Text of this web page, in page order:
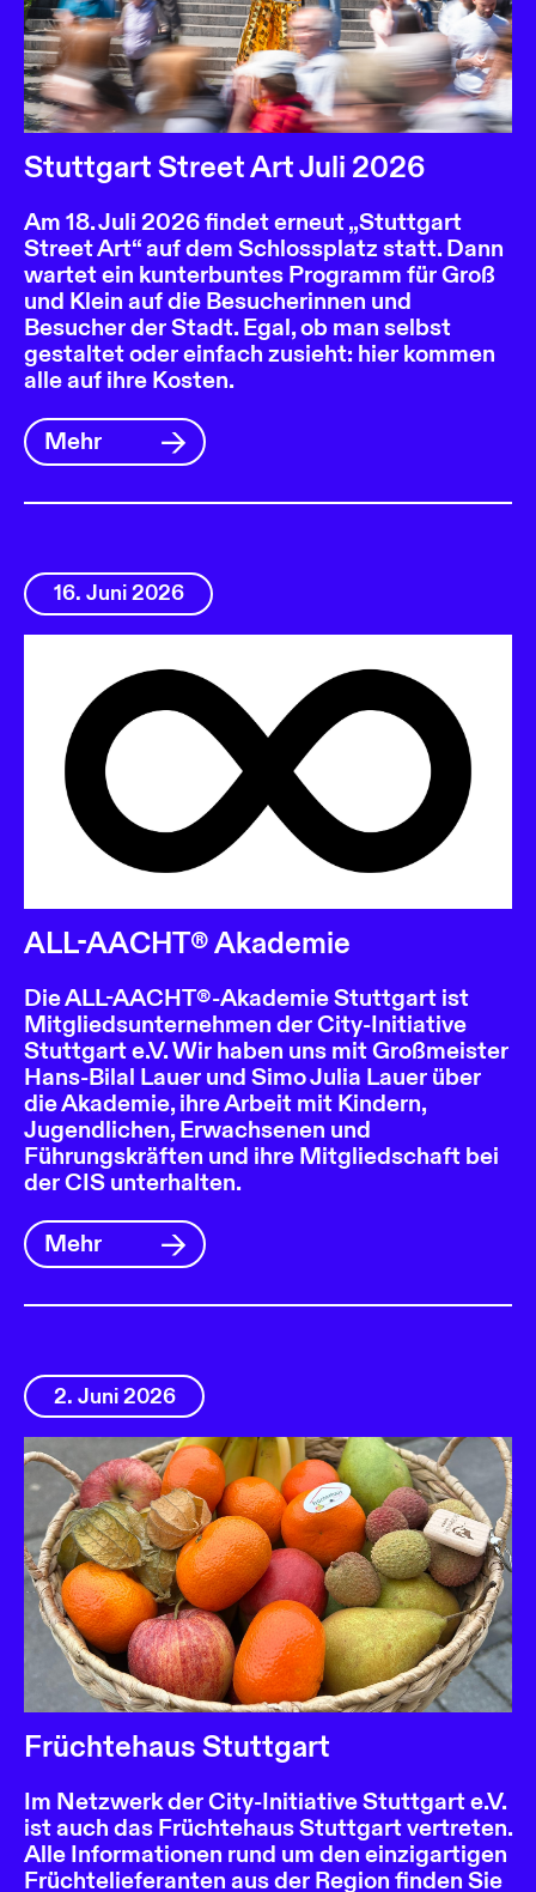
Stuttgart Street Art Juli 2026
Am 18. Juli 2026 findet erneut „Stuttgart
Street Art“ auf dem Schlossplatz statt. Dann
wartet ein kunterbuntes Programm für Groß
und Klein auf die Besucherinnen und
Besucher der Stadt. Egal, ob man selbst
gestaltet oder einfach zusieht: hier kommen
alle auf ihre Kosten.
Mehr
16. Juni 2026
ALL-AACHT® Akademie
Die ALL-AACHT®-Akademie Stuttgart ist
Mitgliedsunternehmen der City-Initiative
Stuttgart e.V. Wir haben uns mit Großmeister
Hans-Bilal Lauer und Simo Julia Lauer über
die Akademie, ihre Arbeit mit Kindern,
Jugendlichen, Erwachsenen und
Führungskräften und ihre Mitgliedschaft bei
der CIS unterhalten.
Mehr
2. Juni 2026
Früchtehaus Stuttgart
Im Netzwerk der City-Initiative Stuttgart e.V.
ist auch das Früchtehaus Stuttgart vertreten.
Alle Informationen rund um den einzigartigen
Früchtelieferanten aus der Region finden Sie